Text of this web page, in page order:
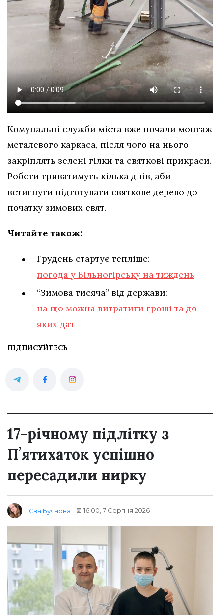
Комунальні служби міста вже почали монтаж
металевого каркаса, після чого на нього
закріплять зелені гілки та святкові прикраси.
Роботи триватимуть кілька днів, аби
встигнути підготувати святкове дерево до
початку зимових свят.
Читайте також:
Грудень стартує тепліше:
погода у Вільногірську на тиждень
“Зимова тисяча” від держави:
на що можна витратити гроші та до
яких дат
ПІДПИСУЙТЕСЬ
17-річному підлітку з
Пʼятихаток успішно
пересадили нирку
Єва Буянова 16:00, 7 Серпня 2026